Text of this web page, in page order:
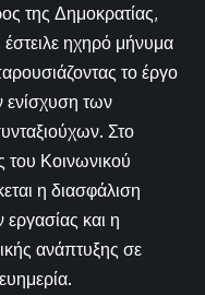
της Δημοκρατίας,
ηχηρό μήνυμα
το έργο
ενίσχυση των
Στο
του Κοινωνικού
η διασφάλιση
και η
ανάπτυξης σε